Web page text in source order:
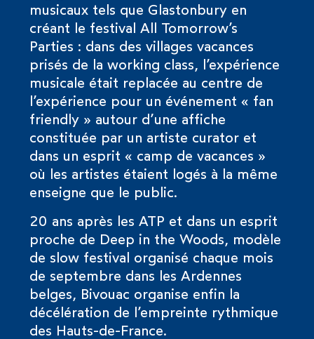
musicaux tels que Glastonbury en
créant le festival All Tomorrow’s
Parties : dans des villages vacances
prisés de la working class, l’expérience
musicale était replacée au centre de
l’expérience pour un événement « fan
friendly » autour d’une affiche
constituée par un artiste curator et
dans un esprit « camp de vacances »
où les artistes étaient logés à la même
enseigne que le public.
20 ans après les ATP et dans un esprit
proche de Deep in the Woods, modèle
de slow festival organisé chaque mois
de septembre dans les Ardennes
belges, Bivouac organise enfin la
décélération de l’empreinte rythmique
des Hauts-de-France.